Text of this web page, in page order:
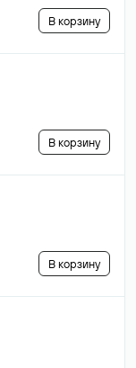
В корзину
В корзину
В корзину